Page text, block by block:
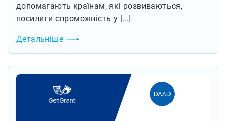
допомагають країнам, які розвиваються,
посилити спроможність у [...]
Детальніше